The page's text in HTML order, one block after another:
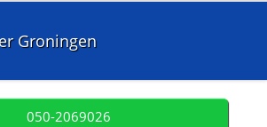
Groningen
050-2069026